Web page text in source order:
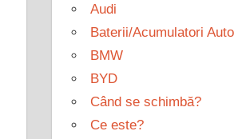
Audi
Baterii/Acumulatori Auto
BMW
BYD
Când se schimbă?
Ce este?